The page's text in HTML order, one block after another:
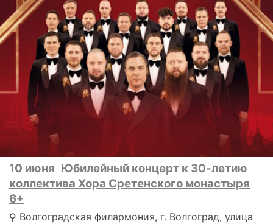
10 июня Юбилейный концерт к 30-летию
коллектива Хора Сретенского монастыря
6+
⚲ Волгоградская филармония, г. Волгоград, улица